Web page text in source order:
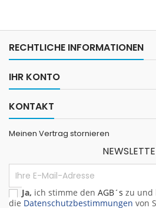
RECHTLICHE INFORMATIONEN
IHR KONTO
KONTAKT
Meinen Vertrag stornieren
Ja, ich stimme den AGB´s zu und
die Datenschutzbestimmungen von